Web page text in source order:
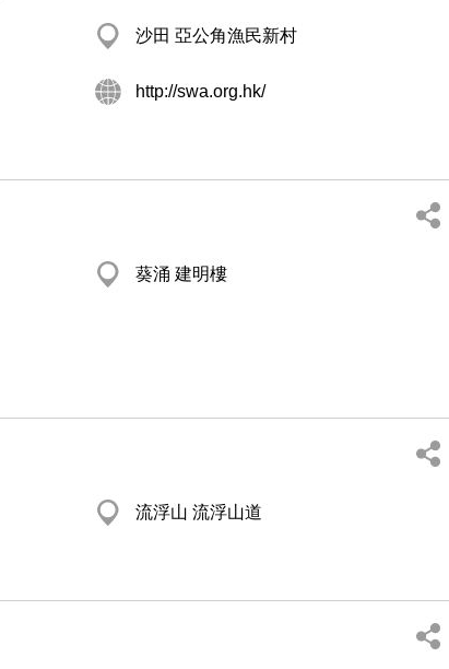
沙田 亞公角漁民新村
http://swa.org.hk/
葵涌 建明樓
流浮山 流浮山道